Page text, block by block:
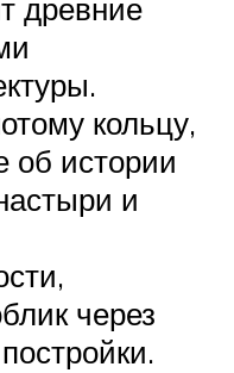
древние
кольцу,
об истории
и
через